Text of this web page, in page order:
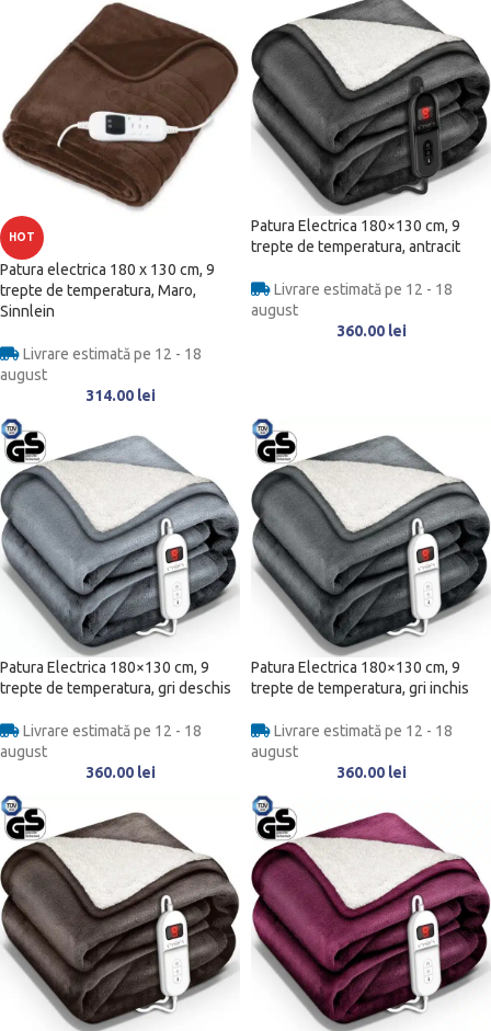
HOT
Patura electrica 180 x 130 cm, 9
trepte de temperatura, Maro,
Sinnlein
Livrare estimată pe 12 - 18
august
314.00 lei
Patura Electrica 180×130 cm, 9
trepte de temperatura, antracit
Livrare estimată pe 12 - 18
august
360.00 lei
Patura Electrica 180×130 cm, 9
trepte de temperatura, gri deschis
Livrare estimată pe 12 - 18
august
360.00 lei
Patura Electrica 180×130 cm, 9
trepte de temperatura, gri inchis
Livrare estimată pe 12 - 18
august
360.00 lei